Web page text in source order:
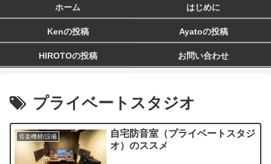
ホーム はじめに
Kenの投稿 Ayatoの投稿
HIROTOの投稿 お問い合わせ
プライベートスタジオ
音楽機材/設備
自宅防音室（プライベートスタジ
オ）のススメ